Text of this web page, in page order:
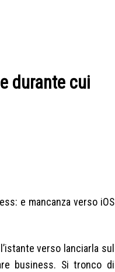
durante cui
e mancanza verso iOS
verso lanciarla sul
business. Si tronco di